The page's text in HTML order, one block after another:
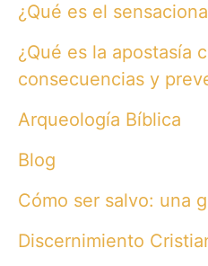
¿Qué es el
¿Qué es la apostasía
consecuencias y
Arqueología Bíblica
Blog
Cómo ser salvo: una
Discernimiento